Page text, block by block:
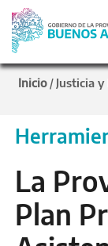
Inicio / Justicia
La
Plan